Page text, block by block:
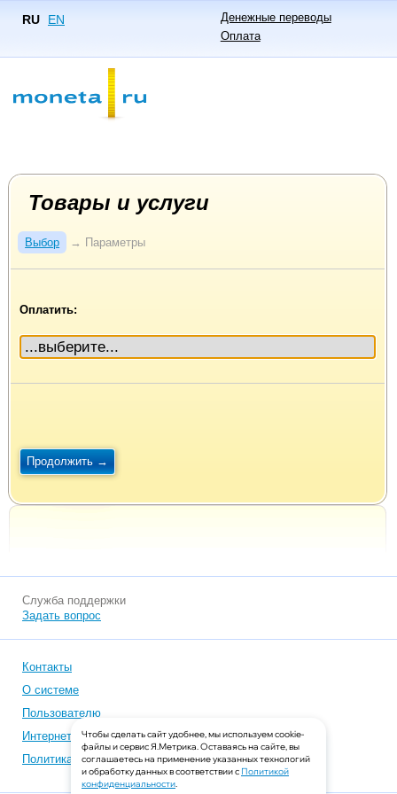
RU EN
Денежные переводы
Оплата
Товары и услуги
Выбор → Параметры
Оплатить:
Служба поддержки
Задать вопрос
Контакты
О системе
Пользователю
Интернет-магазинам
Политика конфиденциальности
Чтобы сделать сайт удобнее, мы используем cookie-
файлы и сервис Я.Метрика. Оставаясь на сайте, вы
соглашаетесь на применение указанных технологий
и обработку данных в соответствии с Политикой
конфиденциальности.